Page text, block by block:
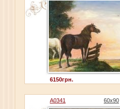
6150грн.
A0341 60x90